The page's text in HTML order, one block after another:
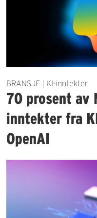
BRANSJE | KI-inntekter
70 prosent av
inntekter fra
OpenAI